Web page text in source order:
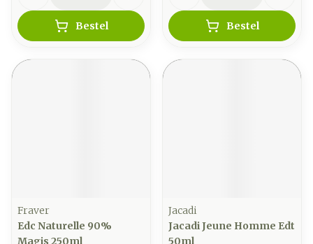
Bestel Bestel
Fraver
Edc Naturelle 90%
Magis 250ml
Jacadi
Jacadi Jeune Homme Edt
50ml